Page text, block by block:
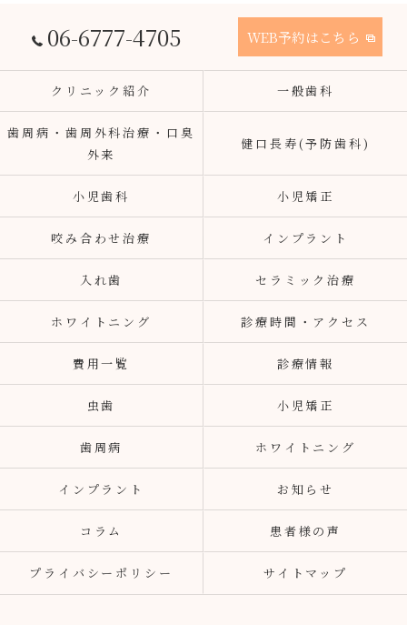
06-6777-4705 WEB予約はこちら
クリニック紹介 一般歯科
歯周病・歯周外科治療・口臭
外来
健口長寿(予防歯科)
小児歯科 小児矯正
咬み合わせ治療 インプラント
入れ歯 セラミック治療
ホワイトニング 診療時間・アクセス
費用一覧 診療情報
虫歯 小児矯正
歯周病 ホワイトニング
インプラント お知らせ
コラム 患者様の声
プライバシーポリシー サイトマップ